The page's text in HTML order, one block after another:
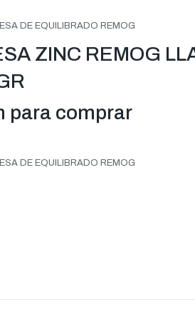
DE EQUILIBRADO REMOG
ZINC REMOG
para comprar
DE EQUILIBRADO REMOG